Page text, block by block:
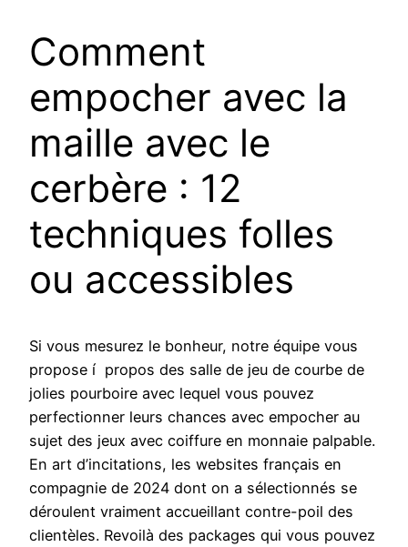
Comment
empocher avec la
maille avec le
cerbère : 12
techniques folles
ou accessibles
Si vous mesurez le bonheur, notre équipe vous
propose í propos des salle de jeu de courbe de
jolies pourboire avec lequel vous pouvez
perfectionner leurs chances avec empocher au
sujet des jeux avec coiffure en monnaie palpable.
En art d’incitations, les websites français en
compagnie de 2024 dont on a sélectionnés se
déroulent vraiment accueillant contre-poil des
clientèles. Revoilà des packages qui vous pouvez